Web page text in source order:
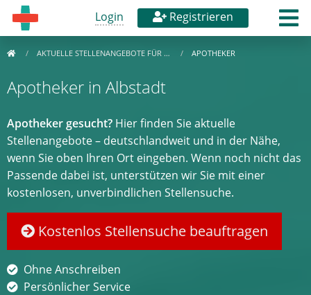
Login Registrieren
AKTUELLE STELLENANGEBOTE FÜR … APOTHEKER
Apotheker in Albstadt
Apotheker gesucht? Hier finden Sie aktuelle
Stellenangebote – deutschlandweit und in der Nähe,
wenn Sie oben Ihren Ort eingeben. Wenn noch nicht das
Passende dabei ist, unterstützen wir Sie mit einer
kostenlosen, unverbindlichen Stellensuche.
Kostenlos Stellensuche beauftragen
Ohne Anschreiben
Persönlicher Service